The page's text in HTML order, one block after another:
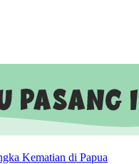
Kematian di Papua